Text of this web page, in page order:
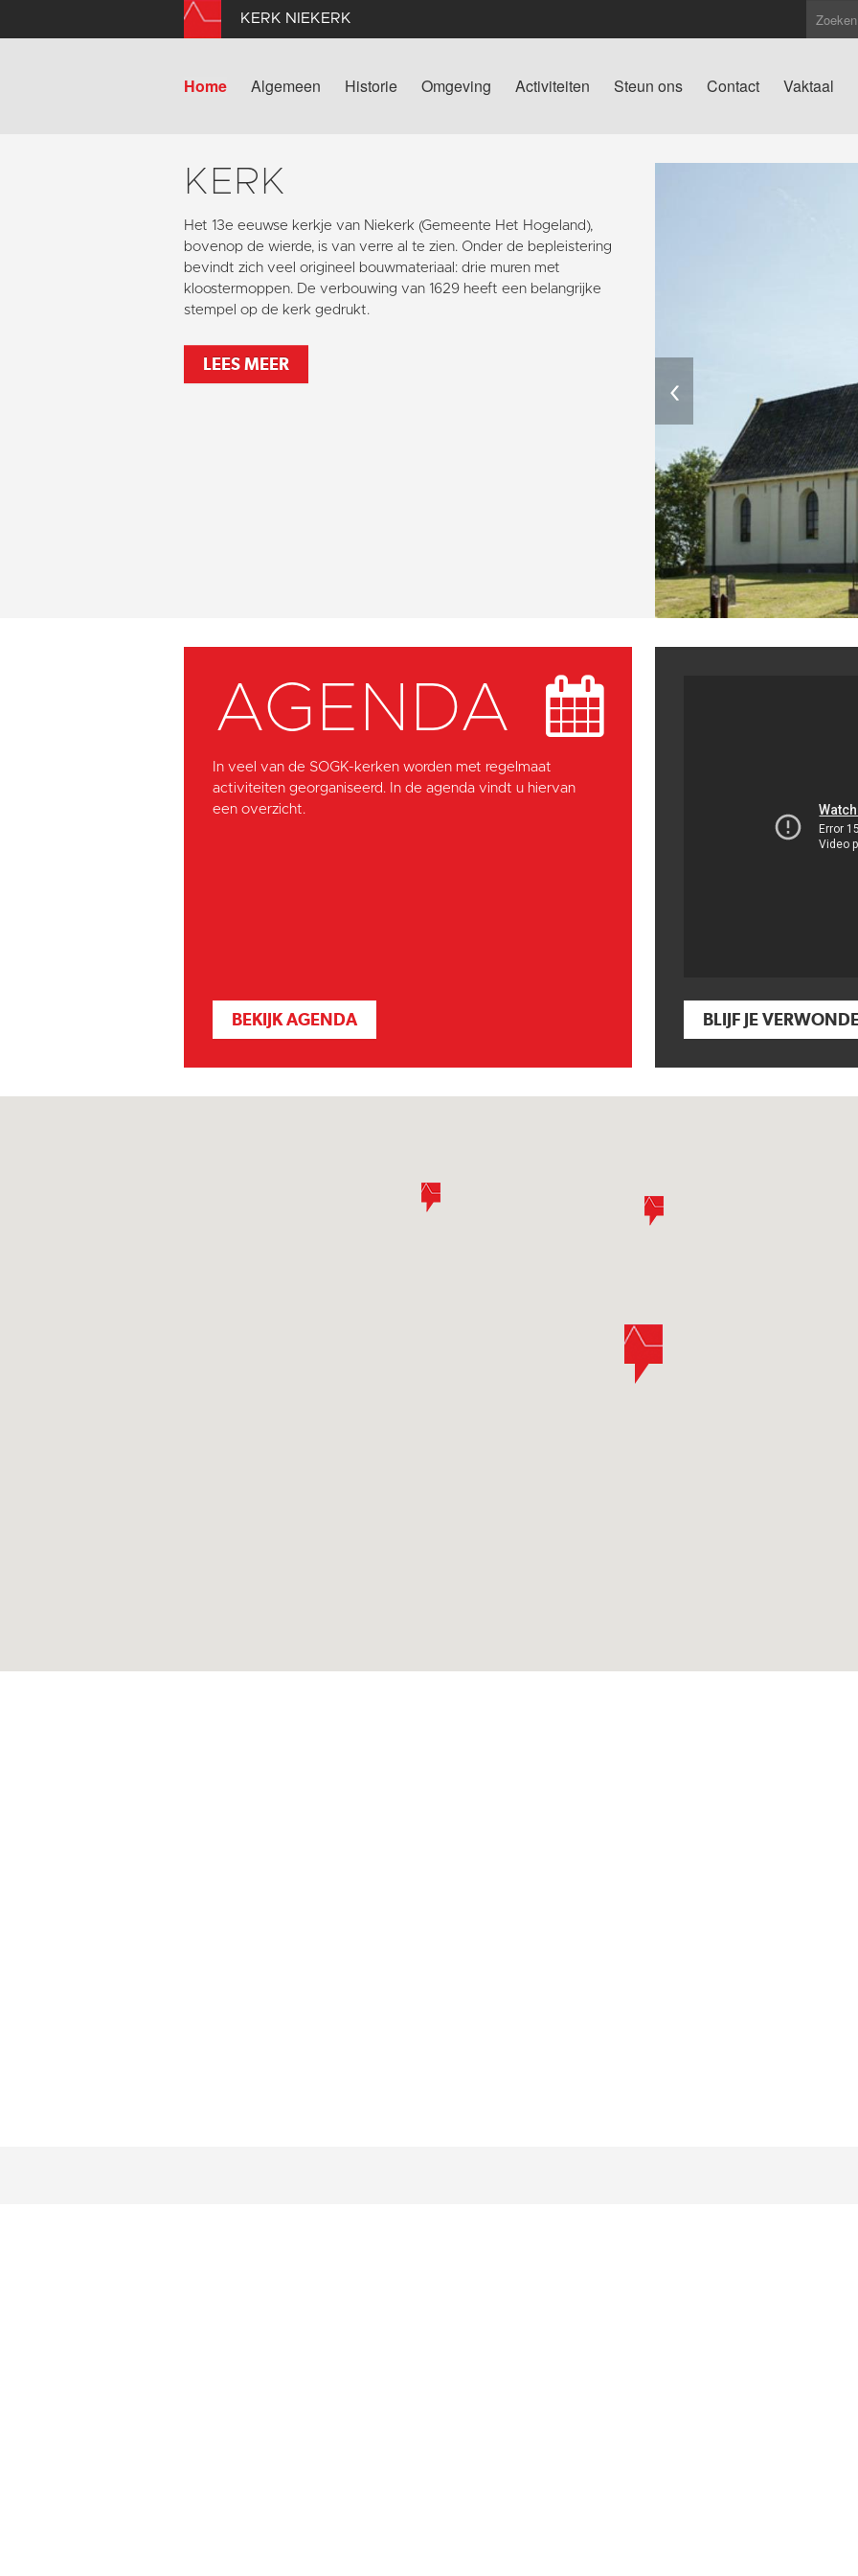
KERK NIEKERK
Home Algemeen Historie Omgeving Activiteiten Steun ons Contact Vaktaal
KERK
Het 13e eeuwse kerkje van Niekerk (Gemeente Het Hogeland),
bovenop de wierde, is van verre al te zien. Onder de bepleistering
bevindt zich veel origineel bouwmateriaal: drie muren met
kloostermoppen. De verbouwing van 1629 heeft een belangrijke
stempel op de kerk gedrukt.
LEES MEER
‹
AGENDA
In veel van de SOGK-kerken worden met regelmaat
activiteiten georganiseerd. In de agenda vindt u hiervan
een overzicht.
BEKIJK AGENDA BLIJF JE